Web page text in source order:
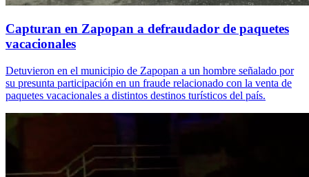
Capturan en Zapopan a defraudador de paquetes
vacacionales
Detuvieron en el municipio de Zapopan a un hombre señalado por
su presunta participación en un fraude relacionado con la venta de
paquetes vacacionales a distintos destinos turísticos del país.